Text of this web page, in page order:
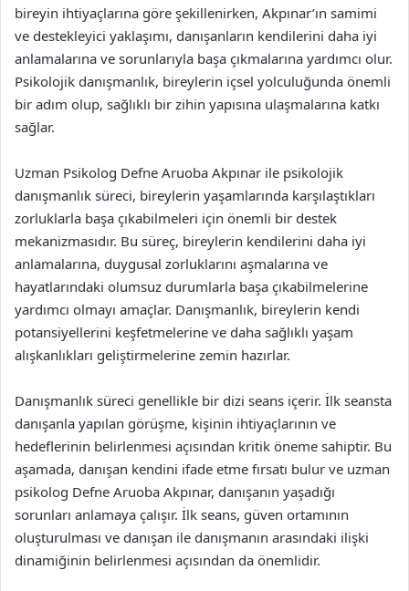
bireyin ihtiyaçlarına göre şekillenirken, Akpınar’ın samimi
ve destekleyici yaklaşımı, danışanların kendilerini daha iyi
anlamalarına ve sorunlarıyla başa çıkmalarına yardımcı olur.
Psikolojik danışmanlık, bireylerin içsel yolculuğunda önemli
bir adım olup, sağlıklı bir zihin yapısına ulaşmalarına katkı
sağlar.
Uzman Psikolog Defne Aruoba Akpınar ile psikolojik
danışmanlık süreci, bireylerin yaşamlarında karşılaştıkları
zorluklarla başa çıkabilmeleri için önemli bir destek
mekanizmasıdır. Bu süreç, bireylerin kendilerini daha iyi
anlamalarına, duygusal zorluklarını aşmalarına ve
hayatlarındaki olumsuz durumlarla başa çıkabilmelerine
yardımcı olmayı amaçlar. Danışmanlık, bireylerin kendi
potansiyellerini keşfetmelerine ve daha sağlıklı yaşam
alışkanlıkları geliştirmelerine zemin hazırlar.
Danışmanlık süreci genellikle bir dizi seans içerir. İlk seansta
danışanla yapılan görüşme, kişinin ihtiyaçlarının ve
hedeflerinin belirlenmesi açısından kritik öneme sahiptir. Bu
aşamada, danışan kendini ifade etme fırsatı bulur ve uzman
psikolog Defne Aruoba Akpınar, danışanın yaşadığı
sorunları anlamaya çalışır. İlk seans, güven ortamının
oluşturulması ve danışan ile danışmanın arasındaki ilişki
dinamiğinin belirlenmesi açısından da önemlidir.